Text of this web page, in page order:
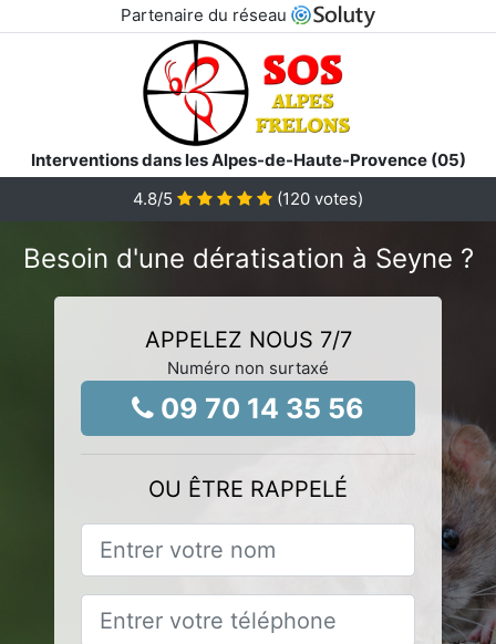
Partenaire du réseau
Interventions dans les Alpes-de-Haute-Provence (05)
4.8/5 (120 votes)
Besoin d'une dératisation à Seyne ?
APPELEZ NOUS 7/7
Numéro non surtaxé
09 70 14 35 56
OU ÊTRE RAPPELÉ